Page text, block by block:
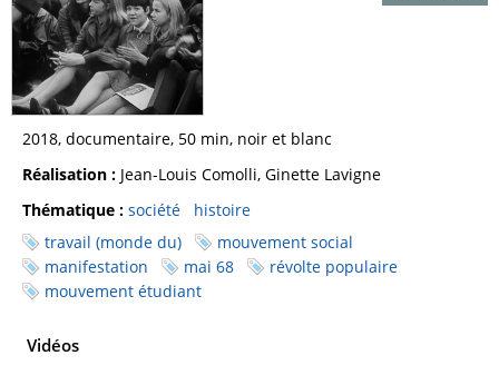
2018, documentaire, 50 min, noir et blanc
Réalisation : Jean-Louis Comolli, Ginette Lavigne
Thématique : société
histoire
travail (monde du)
mouvement social
manifestation
mai 68
révolte populaire
mouvement étudiant
Vidéos